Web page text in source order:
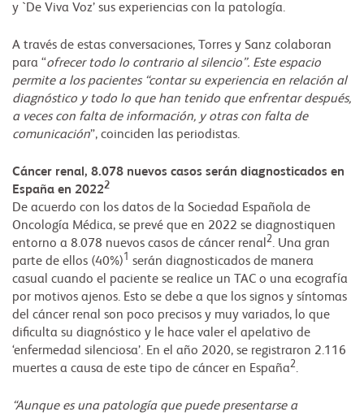
y `De Viva Voz’ sus experiencias con la patología.
A través de estas conversaciones, Torres y Sanz colaboran
para “ofrecer todo lo contrario al silencio”. Este espacio
permite a los pacientes “contar su experiencia en relación al
diagnóstico y todo lo que han tenido que enfrentar después,
a veces con falta de información, y otras con falta de
comunicación”, coinciden las periodistas.
Cáncer renal, 8.078 nuevos casos serán diagnosticados en
España en 20222
De acuerdo con los datos de la Sociedad Española de
Oncología Médica, se prevé que en 2022 se diagnostiquen
entorno a 8.078 nuevos casos de cáncer renal 2. Una gran
parte de ellos (40%)1 serán diagnosticados de manera
casual cuando el paciente se realice un TAC o una ecografía
por motivos ajenos. Esto se debe a que los signos y síntomas
del cáncer renal son poco precisos y muy variados, lo que
dificulta su diagnóstico y le hace valer el apelativo de
‘enfermedad silenciosa’. En el año 2020, se registraron 2.116
muertes a causa de este tipo de cáncer en España2.
“Aunque es una patología que puede presentarse a